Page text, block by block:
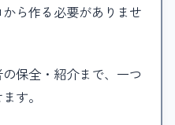
ら作る必要がありませ
保全・紹介まで、一つ
す。